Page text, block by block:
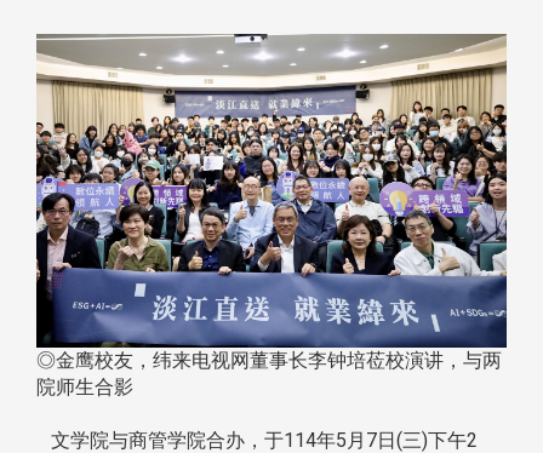
◎金鹰校友，纬来电视网董事长李钟培莅校演讲，与两
院师生合影
文学院与商管学院合办，于114年5月7日(三)下午2